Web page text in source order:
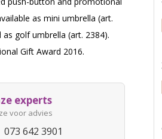
as mini umbrella (art.
golf umbrella (art. 2384).
Gift Award 2016.
experts
voor advies
073 642 3901